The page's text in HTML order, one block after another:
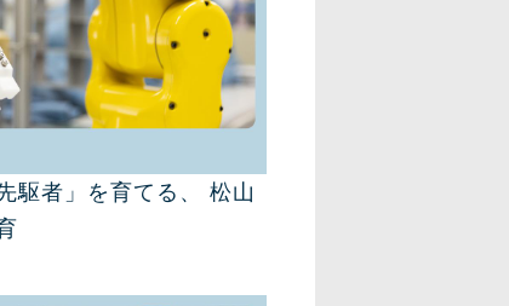
駆者」を育てる、 松山